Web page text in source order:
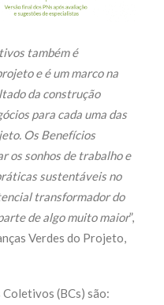
também é
e é um marco na
da construção
para cada uma das
Os Benefícios
os sonhos de trabalho e
sustentáveis no
transformador do
de algo muito maior”,
Verdes do Projeto,
(BCs) são: